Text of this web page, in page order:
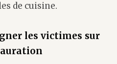
de cuisine.
les victimes sur